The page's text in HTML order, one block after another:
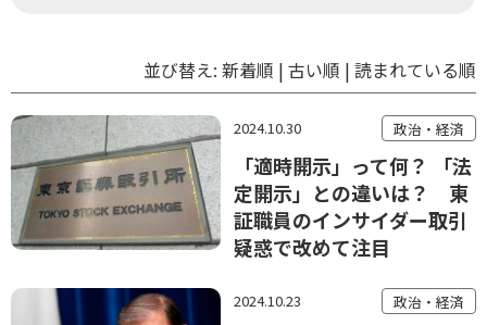
並び替え: 新着順 | 古い順 | 読まれている順
2024.10.30 政治・経済
「適時開示」って何？ 「法
定開示」との違いは？ 東
証職員のインサイダー取引
疑惑で改めて注目
2024.10.23 政治・経済